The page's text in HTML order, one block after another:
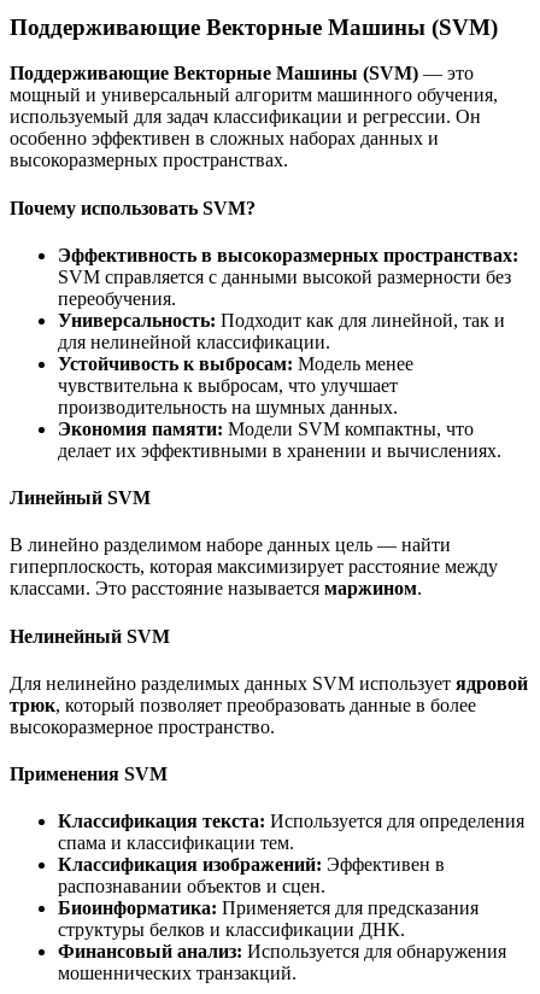
Поддерживающие Векторные Машины (SVM)
Поддерживающие Векторные Машины (SVM) — это
мощный и универсальный алгоритм машинного обучения,
используемый для задач классификации и регрессии. Он
особенно эффективен в сложных наборах данных и
высокоразмерных пространствах.
Почему использовать SVM?
Эффективность в высокоразмерных пространствах:
SVM справляется с данными высокой размерности без
переобучения.
Универсальность: Подходит как для линейной, так и
для нелинейной классификации.
Устойчивость к выбросам: Модель менее
чувствительна к выбросам, что улучшает
производительность на шумных данных.
Экономия памяти: Модели SVM компактны, что
делает их эффективными в хранении и вычислениях.
Линейный SVM
В линейно разделимом наборе данных цель — найти
гиперплоскость, которая максимизирует расстояние между
классами. Это расстояние называется маржином.
Нелинейный SVM
Для нелинейно разделимых данных SVM использует ядровой
трюк, который позволяет преобразовать данные в более
высокоразмерное пространство.
Применения SVM
Классификация текста: Используется для определения
спама и классификации тем.
Классификация изображений: Эффективен в
распознавании объектов и сцен.
Биоинформатика: Применяется для предсказания
структуры белков и классификации ДНК.
Финансовый анализ: Используется для обнаружения
мошеннических транзакций.